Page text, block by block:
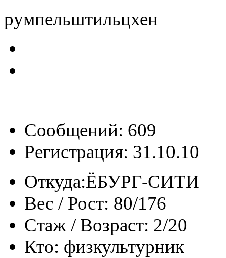
румпельштильцхен
Сообщений: 609
Регистрация: 31.10.10
Откуда:ЁБУРГ-СИТИ
Вес / Рост: 80/176
Стаж / Возраст: 2/20
Кто: физкультурник